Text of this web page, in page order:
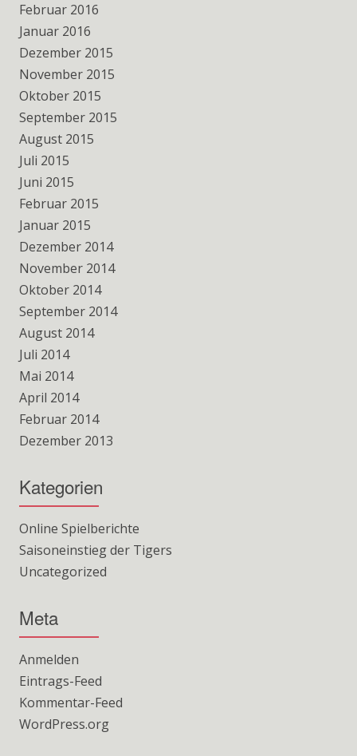
Februar 2016
Januar 2016
Dezember 2015
November 2015
Oktober 2015
September 2015
August 2015
Juli 2015
Juni 2015
Februar 2015
Januar 2015
Dezember 2014
November 2014
Oktober 2014
September 2014
August 2014
Juli 2014
Mai 2014
April 2014
Februar 2014
Dezember 2013
Kategorien
Online Spielberichte
Saisoneinstieg der Tigers
Uncategorized
Meta
Anmelden
Eintrags-Feed
Kommentar-Feed
WordPress.org